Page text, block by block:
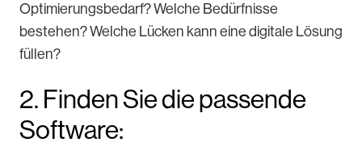
Optimierungsbedarf? Welche Bedürfnisse
bestehen? Welche Lücken kann eine digitale Lösung
füllen?
2. Finden Sie die passende
Software: